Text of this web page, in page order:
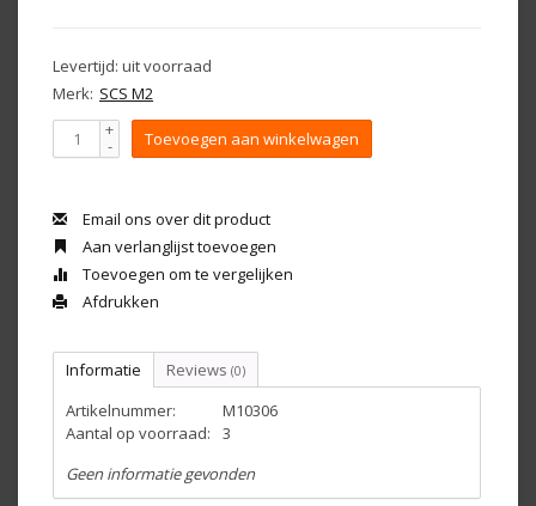
Levertijd: uit voorraad
Merk: SCS M2
+
- Toevoegen aan winkelwagen
Email ons over dit product
Aan verlanglijst toevoegen
Toevoegen om te vergelijken
Afdrukken
Informatie Reviews (0)
Artikelnummer:
M10306
Aantal op voorraad:
3
Geen informatie gevonden